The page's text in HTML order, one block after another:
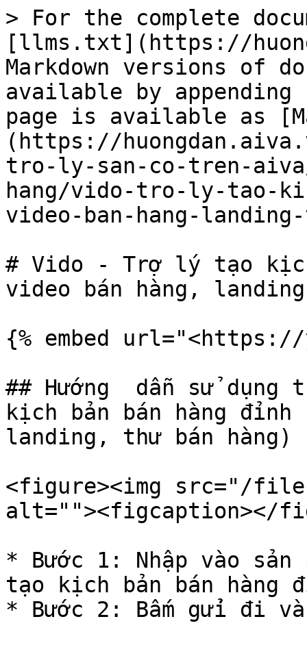
> For the complete
[llms.txt](https://
Markdown versions of
available by
page is available as
(https://
tro-ly-san-co-tren-
hang/vido-tro-ly-tao-
video-ban-hang-
# Vido - Trợ lý tạo
video bán hàng,
{% embed
## Hướng  dẫn sử
kịch bản bán hàng
landing, thư bán hàng)
<figure><img src="/files/
alt=""><figcaption></
* Bước 1: Nhập vào sản
tạo kịch bản bán hàng